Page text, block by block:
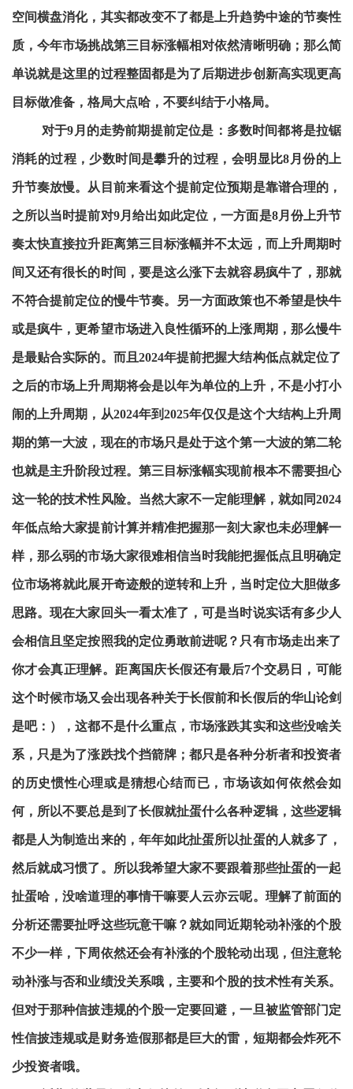
空间横盘消化，其实都改变不了都是上升趋势中途的节奏性
质，今年市场挑战第三目标涨幅相对依然清晰明确；那么简
单说就是这里的过程整固都是为了后期进步创新高实现更高
目标做准备，格局大点哈，不要纠结于小格局。
对于9月的走势前期提前定位是：多数时间都将是拉锯
消耗的过程，少数时间是攀升的过程，会明显比8月份的上
升节奏放慢。从目前来看这个提前定位预期是靠谱合理的，
之所以当时提前对9月给出如此定位，一方面是8月份上升节
奏太快直接拉升距离第三目标涨幅并不太远，而上升周期时
间又还有很长的时间，要是这么涨下去就容易疯牛了，那就
不符合提前定位的慢牛节奏。另一方面政策也不希望是快牛
或是疯牛，更希望市场进入良性循环的上涨周期，那么慢牛
是最贴合实际的。而且2024年提前把握大结构低点就定位了
之后的市场上升周期将会是以年为单位的上升，不是小打小
闹的上升周期，从2024年到2025年仅仅是这个大结构上升周
期的第一大波，现在的市场只是处于这个第一大波的第二轮
也就是主升阶段过程。第三目标涨幅实现前根本不需要担心
这一轮的技术性风险。当然大家不一定能理解，就如同2024
年低点给大家提前计算并精准把握那一刻大家也未必理解一
样，那么弱的市场大家很难相信当时我能把握低点且明确定
位市场将就此展开奇迹般的逆转和上升，当时定位大胆做多
思路。现在大家回头一看太准了，可是当时说实话有多少人
会相信且坚定按照我的定位勇敢前进呢？只有市场走出来了
你才会真正理解。距离国庆长假还有最后7个交易日，可能
这个时候市场又会出现各种关于长假前和长假后的华山论剑
是吧：），这都不是什么重点，市场涨跌其实和这些没啥关
系，只是为了涨跌找个挡箭牌；都只是各种分析者和投资者
的历史惯性心理或是猜想心结而已，市场该如何依然会如
何，所以不要总是到了长假就扯蛋什么各种逻辑，这些逻辑
都是人为制造出来的，年年如此扯蛋所以扯蛋的人就多了，
然后就成习惯了。所以我希望大家不要跟着那些扯蛋的一起
扯蛋哈，没啥道理的事情干嘛要人云亦云呢。理解了前面的
分析还需要扯呼这些玩意干嘛？就如同近期轮动补涨的个股
不少一样，下周依然还会有补涨的个股轮动出现，但注意轮
动补涨与否和业绩没关系哦，主要和个股的技术性有关系。
但对于那种信披违规的个股一定要回避，一旦被监管部门定
性信披违规或是财务造假那都是巨大的雷，短期都会炸死不
少投资者哦。